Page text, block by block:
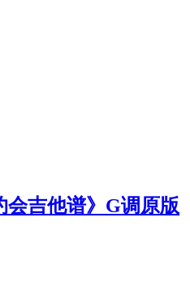
会吉他谱》G调原版